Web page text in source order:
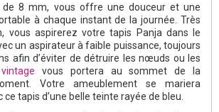
de 8 mm, vous offre une douceur et une
à chaque instant de la journée. Très
vous aspirerez votre tapis Panja dans le
un aspirateur à faible puissance, toujours
afin d’éviter de détruire les nœuds ou les
vous portera au sommet de la
Votre ameublement se mariera
tapis d’une belle teinte rayée de bleu.